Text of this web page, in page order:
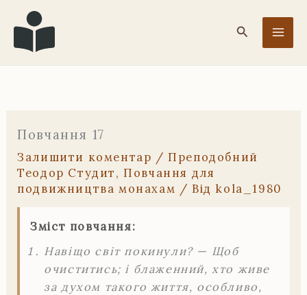
Перейти
до
вмісту
Пошук
Повчання 17
Залишити коментар / Преподобний
Теодор Студит, Повчання для
подвижництва монахам / Від kola_1980
Зміст повчання:
Навіщо світ покинули? — Щоб
очиститись; і блаженний, хто живе
за духом такого життя, особливо,